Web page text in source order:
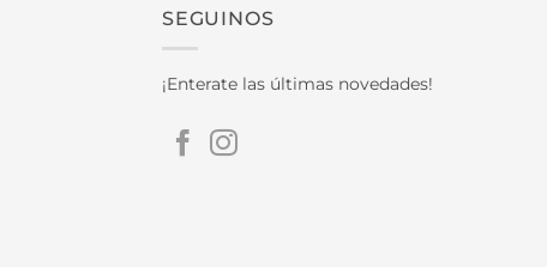
SEGUINOS
¡Enterate las últimas novedades!